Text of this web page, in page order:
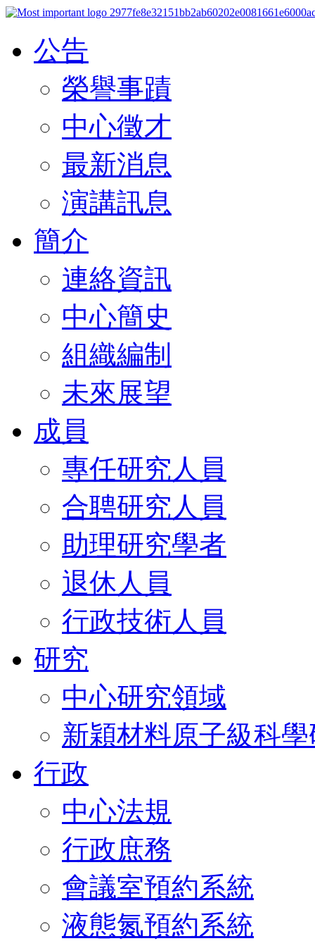
公告
榮譽事蹟
中心徵才
最新消息
演講訊息
簡介
連絡資訊
中心簡史
組織編制
未來展望
成員
專任研究人員
合聘研究人員
助理研究學者
退休人員
行政技術人員
研究
中心研究領域
新穎材料原子級科
行政
中心法規
行政庶務
會議室預約系統
液態氮預約系統